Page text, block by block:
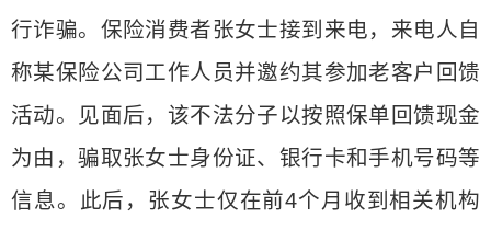
行诈骗。保险消费者张女士接到来电，来电人自
称某保险公司工作人员并邀约其参加老客户回馈
活动。见面后，该不法分子以按照保单回馈现金
为由，骗取张女士身份证、银行卡和手机号码等
信息。此后，张女士仅在前4个月收到相关机构